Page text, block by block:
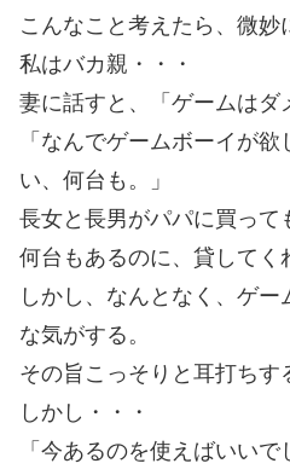
こんなこと考えたら、微妙
私はバカ親・・・
妻に話すと、「ゲームはダ
「なんでゲームボーイが
い、何台も。」
長女と長男がパパに買って
何台もあるのに、貸してく
しかし、なんとなく、ゲー
な気がする。
その旨こっそりと耳打ちす
しかし・・・
「今あるのを使えばいい